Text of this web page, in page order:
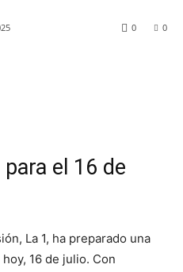
0
0
el 16 de
La 1, ha preparado una
16 de julio. Con